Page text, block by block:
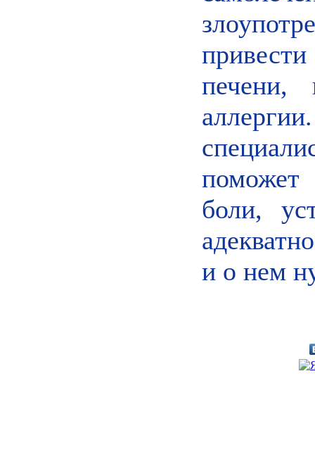
печени,
поможет
боли,
и о нем